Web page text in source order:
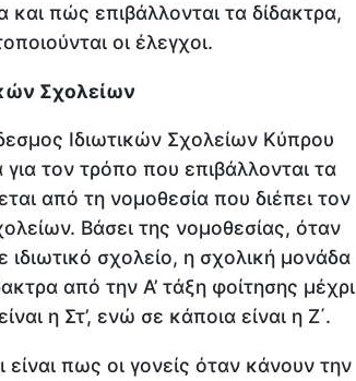
και πώς επιβάλλονται τα δίδακτρα,
οι έλεγχοι.
Σχολείων
Ιδιωτικών Σχολείων Κύπρου
για τον τρόπο που επιβάλλονται τα
από τη νομοθεσία που διέπει τον
Βάσει της νομοθεσίας, όταν
ιδιωτικό σχολείο, η σχολική μονάδα
από την Α’ τάξη φοίτησης μέχρι
η Στ’, ενώ σε κάποια είναι η Ζ΄.
πως οι γονείς όταν κάνουν την